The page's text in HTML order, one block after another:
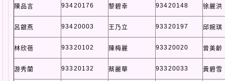
陳品言 93420176 黎碧幸 93420148 徐麗洪
呂銀燕 93420003 王乃立 93320197 邱婉琪
林欣蓓 93320102 陳梅麗 93320020 曾美齡
游秀蘭 93320132 蔡麗華 93320033 黃碧雪